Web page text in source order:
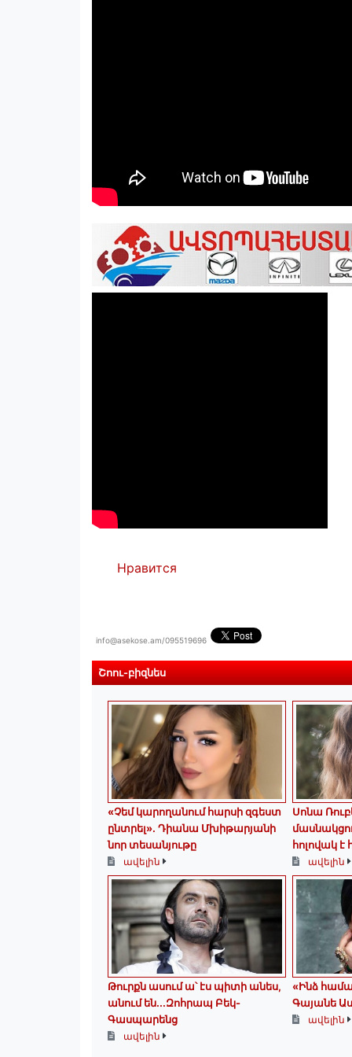
Нравится
info@asekose.am/095519696
Շոու-բիզնես
«Չեմ կարողանում հարսի զգեստ
ընտրել». Դիանա Մխիթարյանի
նոր տեսանյութը
ավելին
Սոնա
հոլովակ
ավելին
Թուրքն ասում ա՝ էս պիտի անես,
անում են․․․Զոհրապ Բեկ-
Գասպարենց
ավելին
«Ինձ
Գայանե
ավելին